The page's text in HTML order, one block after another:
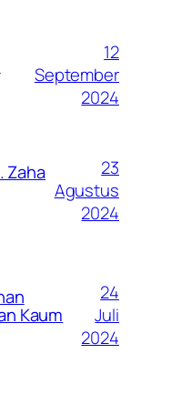
12
September
2024
Zaha
23
Agustus
2024
Kaum
24
Juli
2024